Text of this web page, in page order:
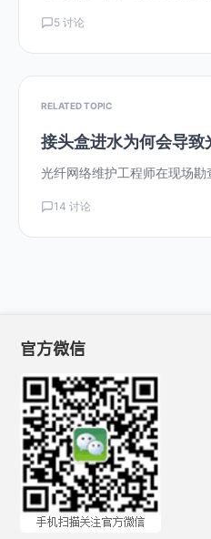
5 讨论
RELATED TOPIC
接头盒进水为何会导致
光纤网络维护工程师在现场勘
14 讨论
官方微信